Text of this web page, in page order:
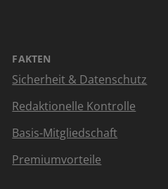
FAKTEN
Sicherheit & Datenschutz
Redaktionelle Kontrolle
Basis-Mitgliedschaft
Premiumvorteile